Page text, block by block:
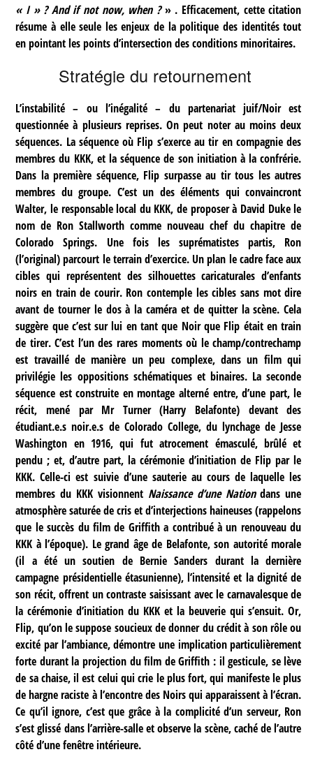
« I » ? And if not now, when ?» . Efficacement, cette citation
résume à elle seule les enjeux de la politique des identités tout
en pointant les points d’intersection des conditions minoritaires.
Stratégie du retournement
L’instabilité – ou l’inégalité – du partenariat juif/Noir est
questionnée à plusieurs reprises. On peut noter au moins deux
séquences. La séquence où Flip s’exerce au tir en compagnie des
membres du KKK, et la séquence de son initiation à la confrérie.
Dans la première séquence, Flip surpasse au tir tous les autres
membres du groupe. C’est un des éléments qui convaincront
Walter, le responsable local du KKK, de proposer à David Duke le
nom de Ron Stallworth comme nouveau chef du chapitre de
Colorado Springs. Une fois les suprématistes partis, Ron
(l’original) parcourt le terrain d’exercice. Un plan le cadre face aux
cibles qui représentent des silhouettes caricaturales d’enfants
noirs en train de courir. Ron contemple les cibles sans mot dire
avant de tourner le dos à la caméra et de quitter la scène. Cela
suggère que c’est sur lui en tant que Noir que Flip était en train
de tirer. C’est l’un des rares moments où le champ/contrechamp
est travaillé de manière un peu complexe, dans un film qui
privilégie les oppositions schématiques et binaires. La seconde
séquence est construite en montage alterné entre, d’une part, le
récit, mené par Mr Turner (Harry Belafonte) devant des
étudiant.e.s noir.e.s de Colorado College, du lynchage de Jesse
Washington en 1916, qui fut atrocement émasculé, brûlé et
pendu ; et, d’autre part, la cérémonie d’initiation de Flip par le
KKK. Celle-ci est suivie d’une sauterie au cours de laquelle les
membres du KKK visionnent Naissance d’une Nationdans une
atmosphère saturée de cris et d’interjections haineuses (rappelons
que le succès du film de Griffith a contribué à un renouveau du
KKK à l’époque). Le grand âge de Belafonte, son autorité morale
(il a été un soutien de Bernie Sanders durant la dernière
campagne présidentielle étasunienne), l’intensité et la dignité de
son récit, offrent un contraste saisissant avec le carnavalesque de
la cérémonie d’initiation du KKK et la beuverie qui s’ensuit. Or,
Flip, qu’on le suppose soucieux de donner du crédit à son rôle ou
excité par l’ambiance, démontre une implication particulièrement
forte durant la projection du film de Griffith : il gesticule, se lève
de sa chaise, il est celui qui crie le plus fort, qui manifeste le plus
de hargne raciste à l’encontre des Noirs qui apparaissent à l’écran.
Ce qu’il ignore, c’est que grâce à la complicité d’un serveur, Ron
s’est glissé dans l’arrière-salle et observe la scène, caché de l’autre
côté d’une fenêtre intérieure.